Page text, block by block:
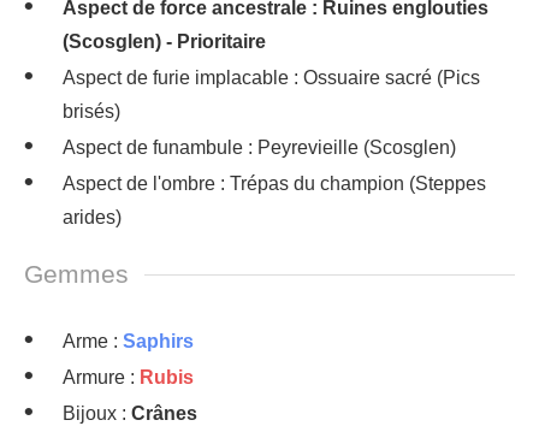
Aspect de force ancestrale : Ruines englouties
(Scosglen) - Prioritaire
Aspect de furie implacable : Ossuaire sacré (Pics
brisés)
Aspect de funambule : Peyrevieille (Scosglen)
Aspect de l'ombre : Trépas du champion (Steppes
arides)
Gemmes
Arme : Saphirs
Armure : Rubis
Bijoux : Crânes